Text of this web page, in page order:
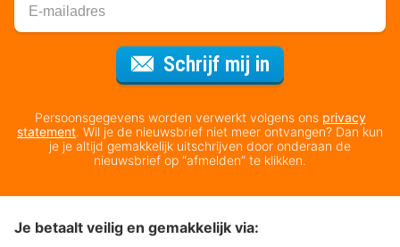
Schrijf mij in
Persoonsgegevens worden verwerkt volgens ons privacy
statement. Wil je de nieuwsbrief niet meer ontvangen? Dan kun
je je altijd gemakkelijk uitschrijven door onderaan de
nieuwsbrief op “afmelden” te klikken.
Je betaalt veilig en gemakkelijk via: